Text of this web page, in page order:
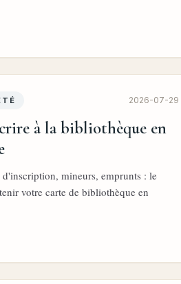
2026-07-29
à la bibliothèque en
d'inscription, mineurs, emprunts : le
votre carte de bibliothèque en